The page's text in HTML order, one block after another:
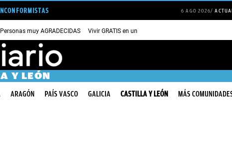
6 AGO 2026
Personas muy AGRADECIDAS Vivir GRATIS en una ISLA en GRECIA
Y LEÓN
ARAGÓN PAÍS VASCO GALICIA CASTILLA Y LEÓN MÁS